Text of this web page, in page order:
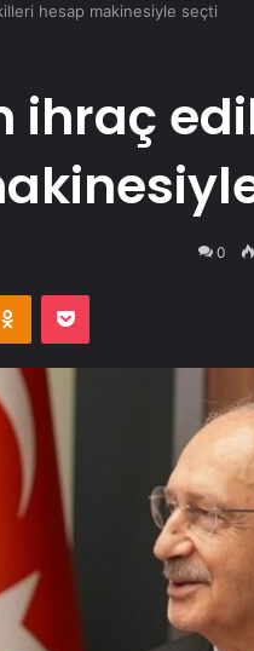
hesap makinesiyle seçti
ihraç
0
Odnoklassniki
Pocket